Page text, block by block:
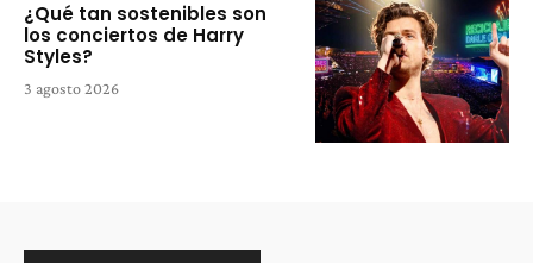
¿Qué tan sostenibles son
los conciertos de Harry
Styles?
3 agosto 2026